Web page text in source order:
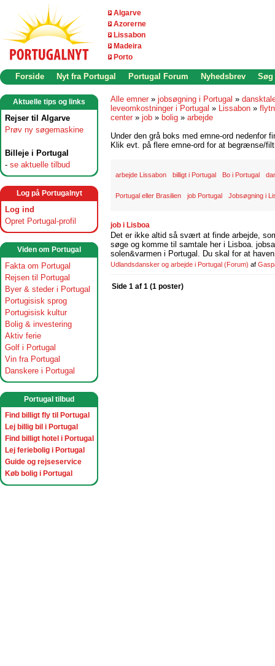
Algarve
Azorerne
Lissabon
Madeira
Porto
Forside Nyt fra Portugal Portugal Forum Nyhedsbrev Søg
Aktuelle tips og links
Rejser til Algarve
Prøv ny søgemaskine
Billeje i Portugal
- se aktuelle tilbud
Log på Portugalnyt
Log ind
Opret Portugal-profil
Viden om Portugal
Fakta om Portugal
Rejsen til Portugal
Byer & steder i Portugal
Portugisisk sprog
Portugisisk kultur
Bolig & investering
Aktiv ferie
Golf i Portugal
Vin fra Portugal
Danskere i Portugal
Portugal tilbud
Find billigt fly til Portugal
Lej billig bil i Portugal
Find billigt hotel i Portugal
Lej feriebolig i Portugal
Guide og rejseservice
Køb bolig i Portugal
Alle emner » jobsøgning i Portugal »
leveomkostninger i Portugal » Lissabon »
center » job » bolig » arbejde
Under den grå boks med emne-ord nedenfor
Klik evt. på flere emne-ord for at begrænse/
arbejde Lissabon billigt i Portugal Bo i Portugal
Portugal eller Brasilien job Portugal Jobsøgning i
job i Lisboa
Det er ikke altid så svært at finde arbejde,
søge og komme til samtale her i Lisboa.
solen&varmen i Portugal. Du skal for at
Udlandsdansker og arbejde i Portugal (Forum) af
Side 1 af 1 (1 poster)